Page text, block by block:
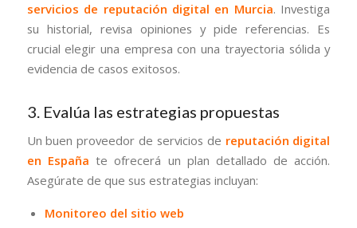
servicios de reputación digital en Murcia. Investiga
su historial, revisa opiniones y pide referencias. Es
crucial elegir una empresa con una trayectoria sólida y
evidencia de casos exitosos.
3. Evalúa las estrategias propuestas
Un buen proveedor de servicios de reputación digital
en España te ofrecerá un plan detallado de acción.
Asegúrate de que sus estrategias incluyan:
Monitoreo del sitio web